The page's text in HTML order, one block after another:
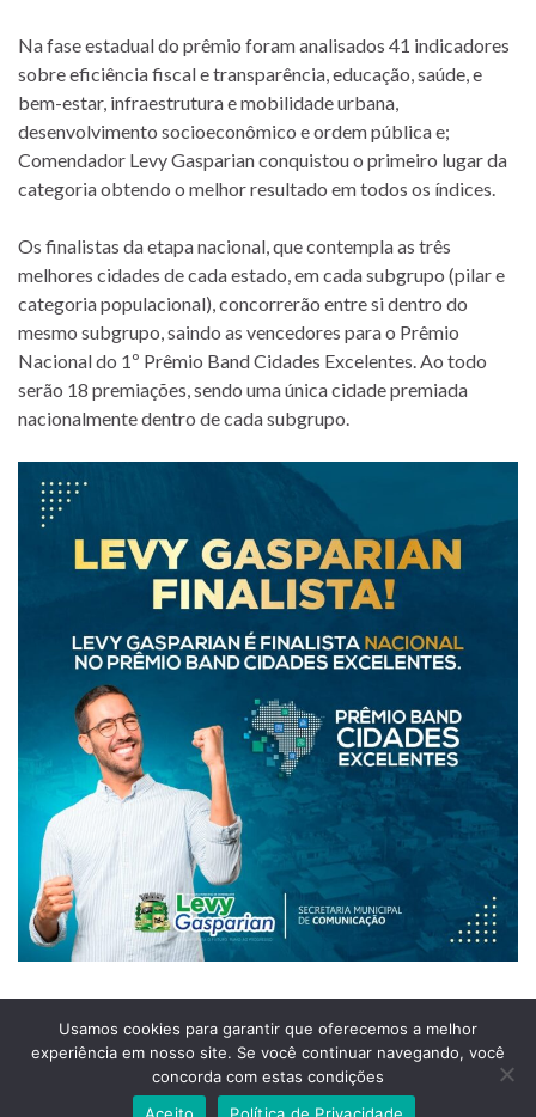
Na fase estadual do prêmio foram analisados 41 indicadores
sobre eficiência fiscal e transparência, educação, saúde, e
bem-estar, infraestrutura e mobilidade urbana,
desenvolvimento socioeconômico e ordem pública e;
Comendador Levy Gasparian conquistou o primeiro lugar da
categoria obtendo o melhor resultado em todos os índices.
Os finalistas da etapa nacional, que contempla as três
melhores cidades de cada estado, em cada subgrupo (pilar e
categoria populacional), concorrerão entre si dentro do
mesmo subgrupo, saindo as vencedores para o Prêmio
Nacional do 1º Prêmio Band Cidades Excelentes. Ao todo
serão 18 premiações, sendo uma única cidade premiada
nacionalmente dentro de cada subgrupo.
Prefeitura Municipal de Comendador Levy Gasparian
Est União Indústria, S/Nº, KM 131 Exposição, Comendador Levy Gasparian /RJ –
Usamos cookies para garantir que oferecemos a melhor
experiência em nosso site. Se você continuar navegando, você
concorda com estas condições
Aceito
Política de Privacidade